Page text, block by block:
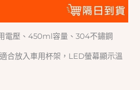
電壓、450ml容量、304不鏽鋼
合放入車用杯架，LED螢幕顯示溫